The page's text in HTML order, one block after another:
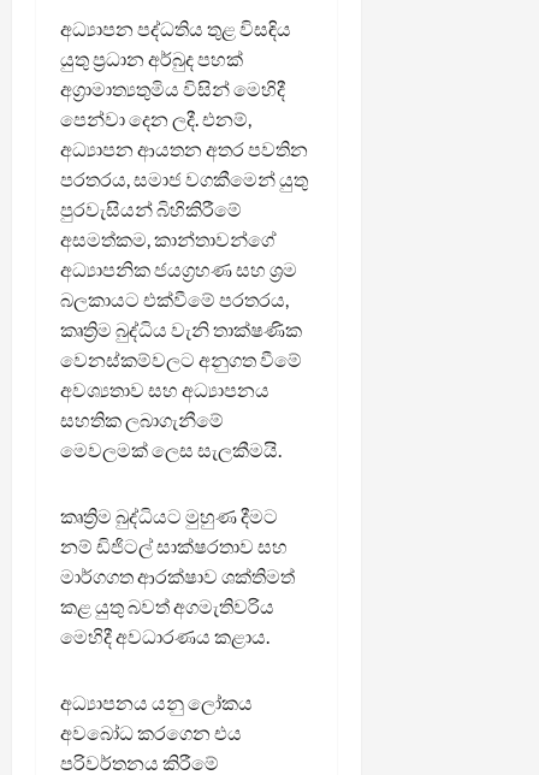
අධ්‍යාපන පද්ධතිය තුළ විසඳිය
යුතු ප්‍රධාන අර්බුද පහක්
අග්‍රාමාත්‍යතුමිය විසින් මෙහිදී
පෙන්වා දෙන ලදී. එනම්,
අධ්‍යාපන ආයතන අතර පවතින
පරතරය, සමාජ වගකීමෙන් යුතු
පුරවැසියන් බිහිකිරීමේ
අසමත්කම, කාන්තාවන්ගේ
අධ්‍යාපනික ජයග්‍රහණ සහ ශ්‍රම
බලකායට එක්වීමේ පරතරය,
කෘත්‍රිම බුද්ධිය වැනි තාක්ෂණික
වෙනස්කම්වලට අනුගත වීමේ
අවශ්‍යතාව සහ අධ්‍යාපනය
සහතික ලබාගැනීමේ
මෙවලමක් ලෙස සැලකීමයි.
කෘත්‍රිම බුද්ධියට මුහුණ දීමට
නම් ඩිජිටල් සාක්ෂරතාව සහ
මාර්ගගත ආරක්ෂාව ශක්තිමත්
කළ යුතු බවත් අගමැතිවරිය
මෙහිදී අවධාරණය කළාය.
අධ්‍යාපනය යනු ලෝකය
අවබෝධ කරගෙන එය
පරිවර්තනය කිරීමේ